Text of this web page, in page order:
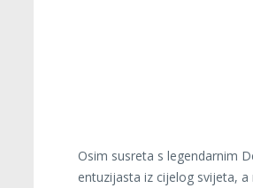
Osim susreta s legendarnim
entuzijasta iz cijelog svijeta,